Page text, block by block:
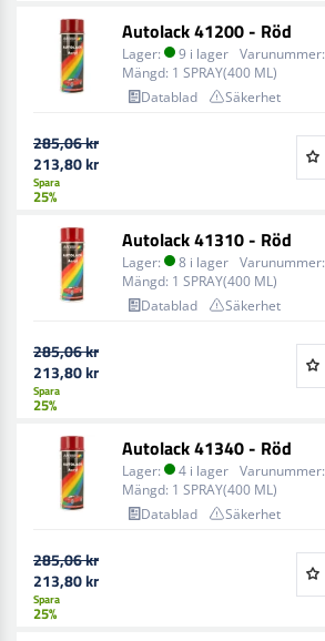
Autolack 41200 - Röd
Lager: 9 i lager Varunummer:
Mängd: 1 SPRAY(400 ML)
Datablad
Säkerhet
285,06 kr
213,80 kr
Spara
25%
Autolack 41310 - Röd
Lager: 8 i lager Varunummer:
Mängd: 1 SPRAY(400 ML)
Datablad
Säkerhet
285,06 kr
213,80 kr
Spara
25%
Autolack 41340 - Röd
Lager: 4 i lager Varunummer:
Mängd: 1 SPRAY(400 ML)
Datablad
Säkerhet
285,06 kr
213,80 kr
Spara
25%